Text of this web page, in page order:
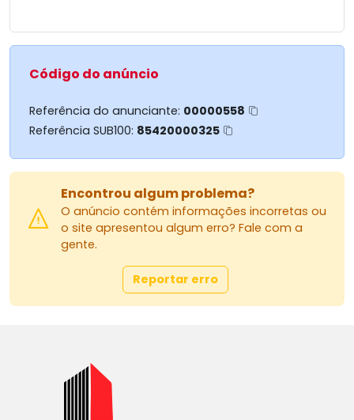
Código do anúncio
Referência do anunciante: 00000558
Referência SUB100: 85420000325
Encontrou algum problema?
O anúncio contém informações incorretas ou
o site apresentou algum erro? Fale com a
gente.
Reportar erro